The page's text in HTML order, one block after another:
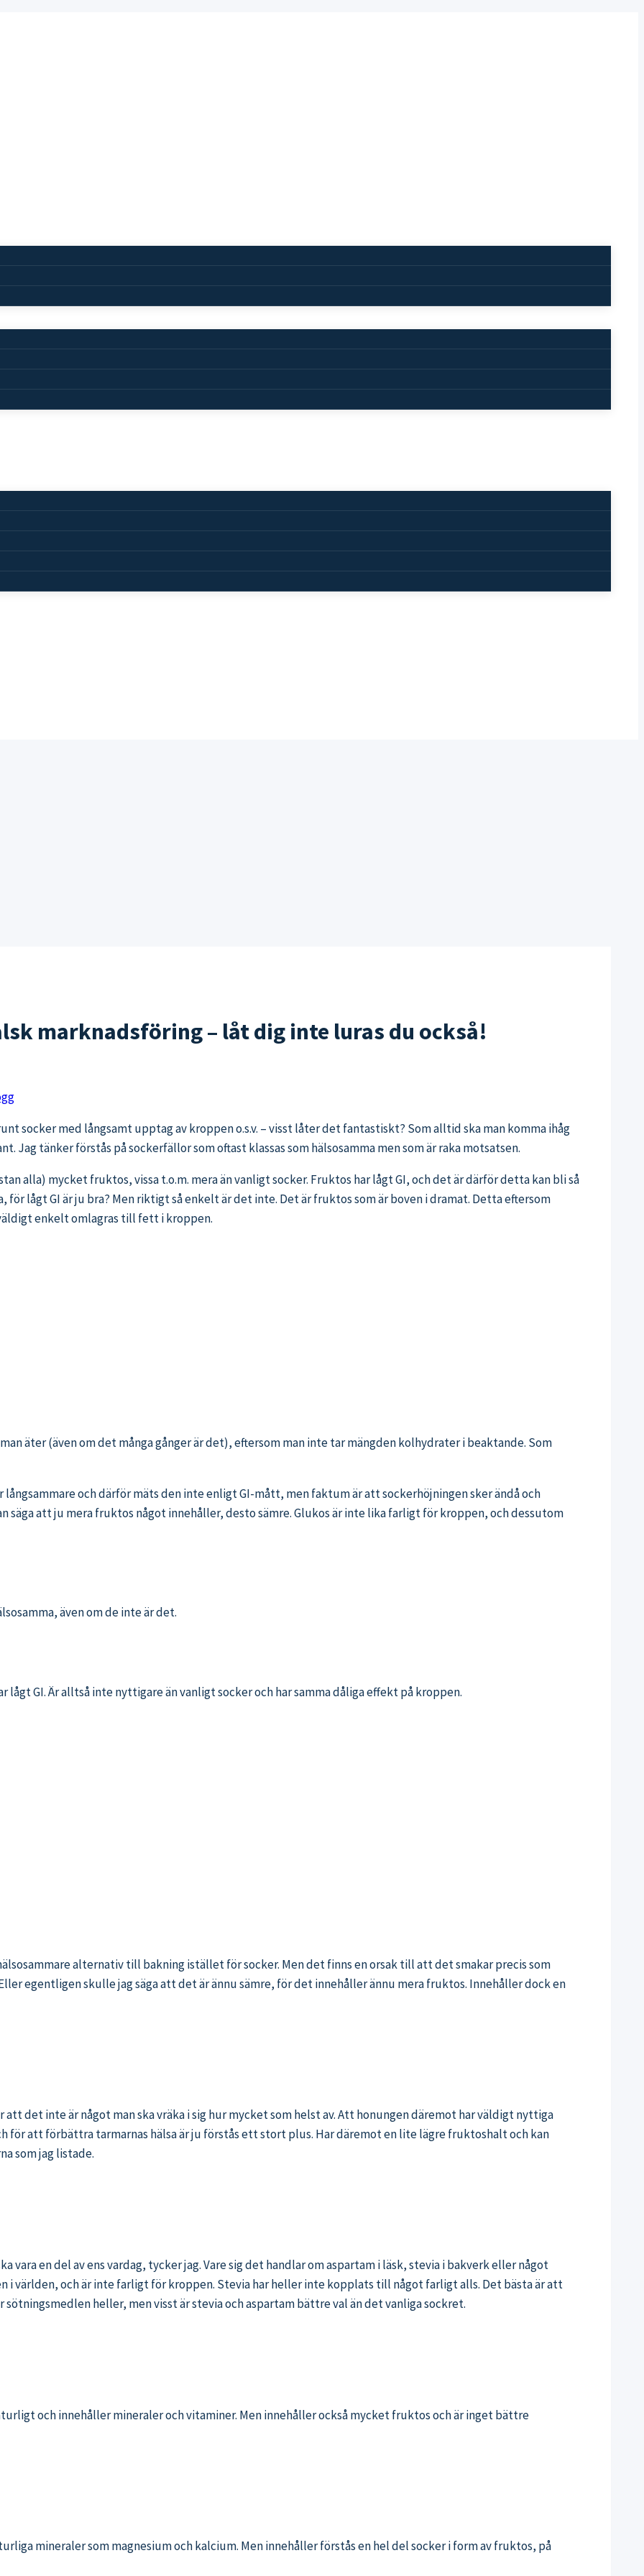
marknadsföring – låt dig inte luras du också!
socker med långsamt upptag av kroppen o.s.v. – visst låter det fantastiskt? Som alltid ska man komma ihåg
Jag tänker förstås på sockerfällor som oftast klassas som hälsosamma men som är raka motsatsen.
alla) mycket fruktos, vissa t.o.m. mera än vanligt socker. Fruktos har lågt GI, och det är därför detta kan bli så
lågt GI är ju bra? Men riktigt så enkelt är det inte. Det är fruktos som är boven i dramat. Detta eftersom
enkelt omlagras till fett i kroppen.
äter (även om det många gånger är det), eftersom man inte tar mängden kolhydrater i beaktande. Som
och därför mäts den inte enligt GI-mått, men faktum är att sockerhöjningen sker ändå och
att ju mera fruktos något innehåller, desto sämre. Glukos är inte lika farligt för kroppen, och dessutom
även om de inte är det.
GI. Är alltså inte nyttigare än vanligt socker och har samma dåliga effekt på kroppen.
alternativ till bakning istället för socker. Men det finns en orsak till att det smakar precis som
egentligen skulle jag säga att det är ännu sämre, för det innehåller ännu mera fruktos. Innehåller dock en
det inte är något man ska vräka i sig hur mycket som helst av. Att honungen däremot har väldigt nyttiga
för att förbättra tarmarnas hälsa är ju förstås ett stort plus. Har däremot en lite lägre fruktoshalt och kan
som jag listade.
vara en del av ens vardag, tycker jag. Vare sig det handlar om aspartam i läsk, stevia i bakverk eller något
i världen, och är inte farligt för kroppen. Stevia har heller inte kopplats till något farligt alls. Det bästa är att
sötningsmedlen heller, men visst är stevia och aspartam bättre val än det vanliga sockret.
och innehåller mineraler och vitaminer. Men innehåller också mycket fruktos och är inget bättre
mineraler som magnesium och kalcium. Men innehåller förstås en hel del socker i form av fruktos, på